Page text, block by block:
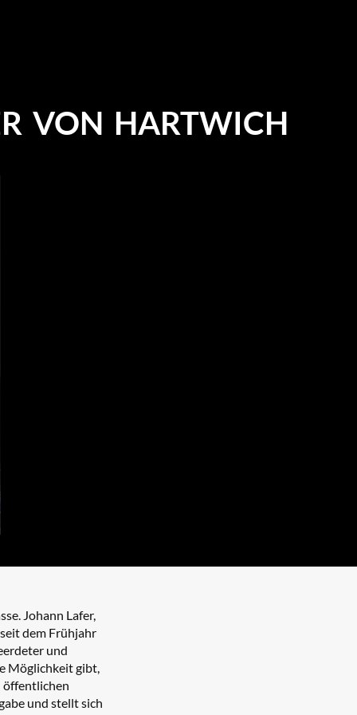
VON HARTWICH
Johann Lafer,
dem Frühjahr
und
Möglichkeit gibt,
öffentlichen
und stellt sich